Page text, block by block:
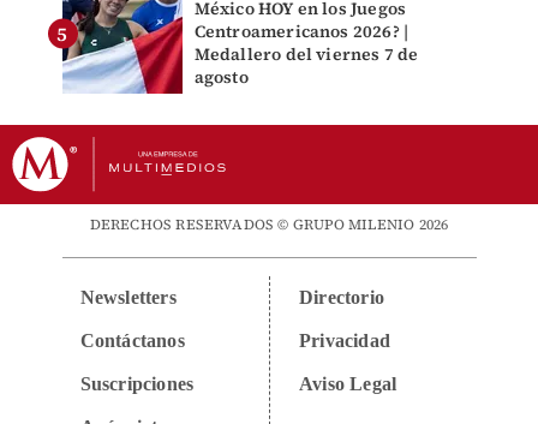
México HOY en los Juegos
Centroamericanos 2026? |
Medallero del viernes 7 de
agosto
DERECHOS RESERVADOS © GRUPO MILENIO 2026
Newsletters
Contáctanos
Suscripciones
Directorio
Privacidad
Aviso Legal